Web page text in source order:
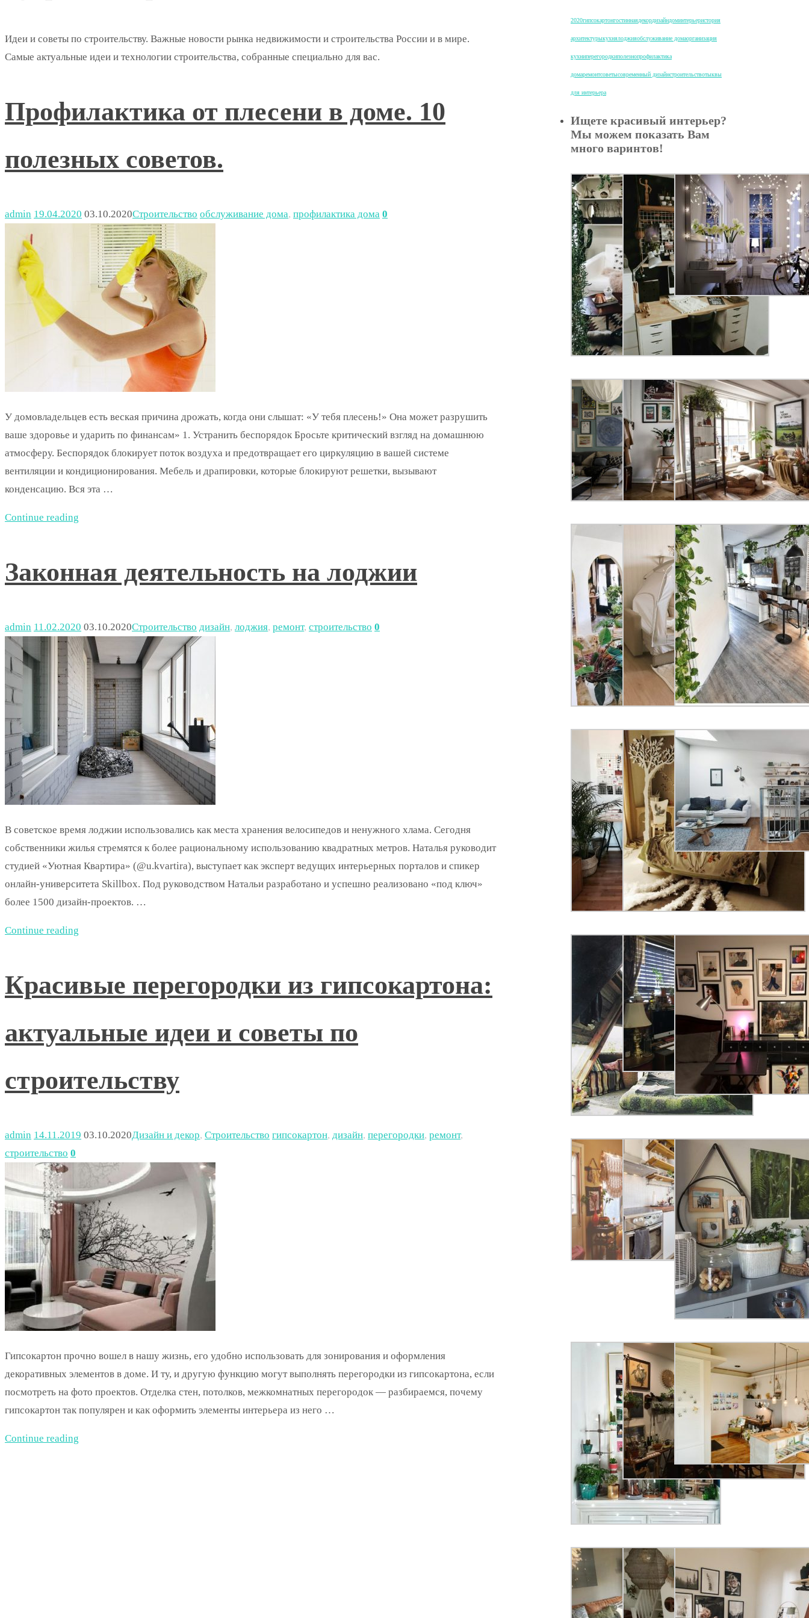
Идеи и советы по строительству. Важные новости рынка недвижимости и строительства России и в мире.
Самые актуальные идеи и технологии строительства, собранные специально для вас.
Профилактика от плесени в доме. 10
полезных советов.
admin 19.04.2020 03.10.2020Строительство обслуживание дома, профилактика дома 0
У домовладельцев есть веская причина дрожать, когда они слышат: «У тебя плесень!» Она может разрушить
ваше здоровье и ударить по финансам» 1. Устранить беспорядок Бросьте критический взгляд на домашнюю
атмосферу. Беспорядок блокирует поток воздуха и предотвращает его циркуляцию в вашей системе
вентиляции и кондиционирования. Мебель и драпировки, которые блокируют решетки, вызывают
конденсацию. Вся эта …
Continue reading
Законная деятельность на лоджии
admin 11.02.2020 03.10.2020Строительство дизайн, лоджия, ремонт, строительство 0
В советское время лоджии использовались как места хранения велосипедов и ненужного хлама. Сегодня
собственники жилья стремятся к более рациональному использованию квадратных метров. Наталья руководит
студией «Уютная Квартира» (@u.kvartira), выступает как эксперт ведущих интерьерных порталов и спикер
онлайн-университета Skillbox. Под руководством Натальи разработано и успешно реализовано «под ключ»
более 1500 дизайн-проектов. …
Continue reading
Красивые перегородки из гипсокартона:
актуальные идеи и советы по
строительству
admin 14.11.2019 03.10.2020Дизайн и декор, Строительство гипсокартон, дизайн, перегородки, ремонт,
строительство 0
Гипсокартон прочно вошел в нашу жизнь, его удобно использовать для зонирования и оформления
декоративных элементов в доме. И ту, и другую функцию могут выполнять перегородки из гипсокартона, если
посмотреть на фото проектов. Отделка стен, потолков, межкомнатных перегородок — разбираемся, почему
гипсокартон так популярен и как оформить элементы интерьера из него …
Continue reading
2020гипсокартонгостиннаядекордизайндоминтерьеристория
архитектурыкухнялоджияобслуживание домаорганизация
кухниперегородкиполезнопрофилактика
домаремонтсоветысовременный дизайнстроительствотыквы
для интерьера
Ищете красивый интерьер?
Мы можем показать Вам
много варинтов!